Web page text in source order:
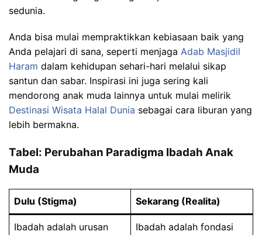
sedunia.
Anda bisa mulai mempraktikkan kebiasaan baik yang
Anda pelajari di sana, seperti menjaga Adab Masjidil
Haram dalam kehidupan sehari-hari melalui sikap
santun dan sabar. Inspirasi ini juga sering kali
mendorong anak muda lainnya untuk mulai melirik
Destinasi Wisata Halal Dunia sebagai cara liburan yang
lebih bermakna.
Tabel: Perubahan Paradigma Ibadah Anak
Muda
Dulu (Stigma) Sekarang (Realita)
Ibadah adalah urusan
Ibadah adalah fondasi